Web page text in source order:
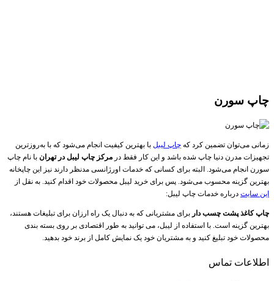
چاپ سورن
زمانی می‌توان تضمین کرد که چاپ لیبل با بهترین کیفیت انجام می‌شود که با به‌روزترین
تجهیزات مدرن دنیا چاپ شده باشد و این کار فقط در مرکز چاپ لیبل در تهران با نام چاپ
سورن انجام می‌شود. البته برای کسانی که خدمات اورژانسی مدنظر دارند نیز این چاپخانه
بهترین گزینه محسوب می‌شود. پس برای خرید لیبل محصولات خود اقدام کنید. به نقل از
این سایت درباره خدمات چاپ لیبل:
چاپ کاغذ پشت چسب دار برای مشتریانی که به دنبال یک راه ارزان برای تبلیغات هستند،
بهترین گزینه است. با استفاده از لیبل، می توانید به طور اقتصادی بر روی بسته بندی
محصولات خود تبلیغ کنید و به مشتریان خود یک نمایش کامل از برند خود بدهید.
اطلاعات تماس